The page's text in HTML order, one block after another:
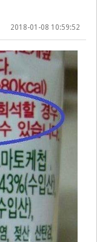
2018-01-08 10:59:52